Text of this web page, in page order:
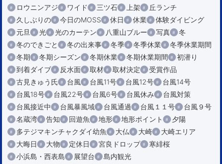
ロウニンアジ
ワイド 三ツ石 上架
丘ランチ
久しぶりの
今日のMOSS 休日 休業
体験ダイビング
元旦
光 光のカーテン 八重山ブルー 写真
冬
冬のできごと
冬の出来事 冬季 冬季休業
冬季休業期間
冬期
冬期シーズン 冬期休業 冬期休業期間
初潜り
到着ダイブ
反水面 取材 取材決定
受賞作品
古見きゅう氏
台風 台風11号 台風12号
台風14号
台風18号
台風22号 台風6号 台風休み
台風対策
台風接近中
台風暴風域 台風通過 台風１１号
台風９号
名蔵湾
告知 回遊魚 地形 地形ポイント
夕陽
多テジマキンチャクダイ幼魚
大仏 大崎
大崎エリア
大晦日
大物 定休日 宮良ドロップ
寒緋桜
小浜島・西表島
展望台
島内観光